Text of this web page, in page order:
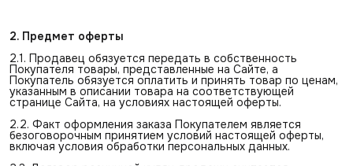
2. Предмет оферты
2.1. Продавец обязуется передать в собственность
Покупателя товары, представленные на Сайте, а
Покупатель обязуется оплатить и принять товар по ценам,
указанным в описании товара на соответствующей
странице Сайта, на условиях настоящей оферты.
2.2. Факт оформления заказа Покупателем является
безоговорочным принятием условий настоящей оферты,
включая условия обработки персональных данных.